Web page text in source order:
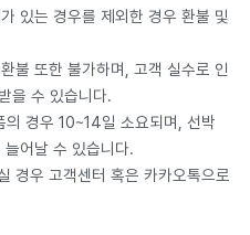
있는 경우를 제외한 경우 환불 및
불 또한 불가하며, 고객 실수로 인
을 수 있습니다.
경우 10~14일 소요되며, 선박
어날 수 있습니다.
경우 고객센터 혹은 카카오톡으로